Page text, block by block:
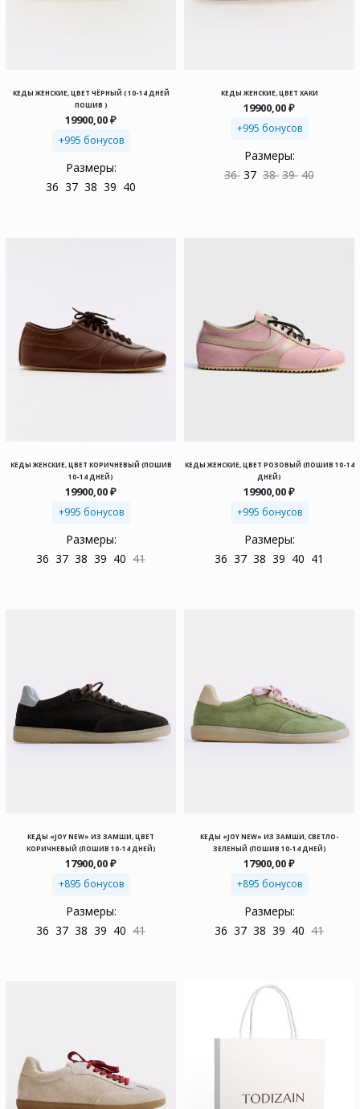
КЕДЫ ЖЕНСКИЕ, ЦВЕТ ЧЁРНЫЙ ( 10-14 ДНЕЙ
ПОШИВ )
19900,00₽
+995 бонусов
Размеры:
36 37 38 39 40
КЕДЫ ЖЕНСКИЕ, ЦВЕТ ХАКИ
19900,00₽
+995 бонусов
Размеры:
36 37 38 39 40
КЕДЫ ЖЕНСКИЕ, ЦВЕТ КОРИЧНЕВЫЙ (ПОШИВ
10-14 ДНЕЙ)
19900,00₽
+995 бонусов
Размеры:
36 37 38 39 40 41
КЕДЫ ЖЕНСКИЕ, ЦВЕТ РОЗОВЫЙ (ПОШИВ 10-14
ДНЕЙ)
19900,00₽
+995 бонусов
Размеры:
36 37 38 39 40 41
КЕДЫ «JOY NEW» ИЗ ЗАМШИ, ЦВЕТ
КОРИЧНЕВЫЙ (ПОШИВ 10-14 ДНЕЙ)
17900,00₽
+895 бонусов
Размеры:
36 37 38 39 40 41
КЕДЫ «JOY NEW» ИЗ ЗАМШИ, СВЕТЛО-
ЗЕЛЕНЫЙ (ПОШИВ 10-14 ДНЕЙ)
17900,00₽
+895 бонусов
Размеры:
36 37 38 39 40 41